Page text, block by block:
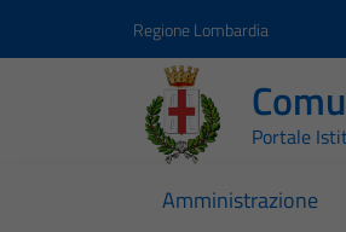
Regione Lombardia
Portale
Amministrazione